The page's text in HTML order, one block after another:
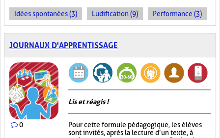
Idées spontanées (3) Ludification (9) Performance (3)
JOURNAUX D'APPRENTISSAGE
0
Lis et réagis !
Pour cette formule pédagogique, les élèves
sont invités, après la lecture d’un texte, à